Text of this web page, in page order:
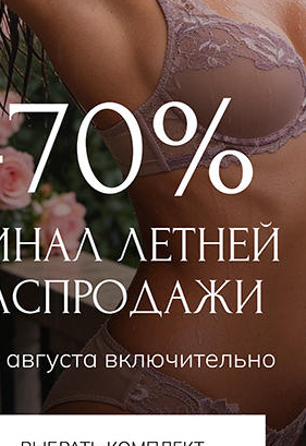
Чтобы подобрать себе
выбрать и купить себе купальник.
и российские бренды купальниов.
со скидкой себе купальники